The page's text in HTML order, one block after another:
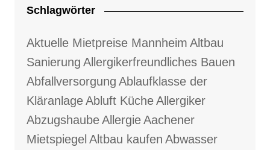
Schlagwörter
Aktuelle Mietpreise Mannheim Altbau
Sanierung Allergikerfreundliches Bauen
Abfallversorgung Ablaufklasse der
KläranlageAbluft KücheAllergiker
AbzugshaubeAllergieAachener
Mietspiegel Altbau kaufen Abwasser